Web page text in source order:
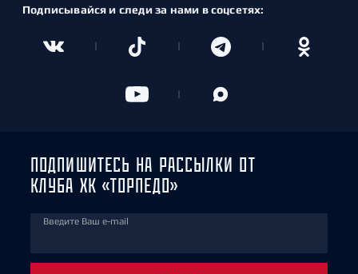
Подписывайся и следи за нами в соцсетях:
ПОДПИШИТЕСЬ НА РАССЫЛКИ ОТ
КЛУБА ХК «ТОРПЕДО»
Введите Ваш e-mail